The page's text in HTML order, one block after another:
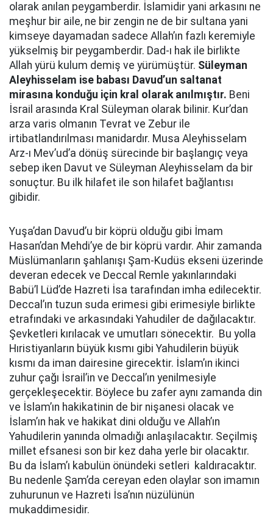
olarak anılan peygamberdir. İslamidir yani arkasını ne
meşhur bir aile, ne bir zengin ne de bir sultana yani
kimseye dayamadan sadece Allah’ın fazlı keremiyle
yükselmiş bir peygamberdir. Dad-ı hak ile birlikte
Allah yürü kulum demiş ve yürümüştür. Süleyman
Aleyhisselam ise babası Davud’un saltanat
mirasına konduğu için kral olarak anılmıştır. Beni
İsrail arasında Kral Süleyman olarak bilinir. Kur’dan
arza varis olmanın Tevrat ve Zebur ile
irtibatlandırılması manidardır. Musa Aleyhisselam
Arz-ı Mev’ud’a dönüş sürecinde bir başlangıç veya
sebep iken Davut ve Süleyman Aleyhisselam da bir
sonuçtur. Bu ilk hilafet ile son hilafet bağlantısı
gibidir.
Yuşa’dan Davud’u bir köprü olduğu gibi İmam
Hasan’dan Mehdi’ye de bir köprü vardır. Ahir zamanda
Müslümanların şahlanışı Şam-Kudüs ekseni üzerinde
deveran edecek ve Deccal Remle yakınlarındaki
Babü’l Lüd’de Hazreti İsa tarafından imha edilecektir.
Deccal’ın tuzun suda erimesi gibi erimesiyle birlikte
etrafındaki ve arkasındaki Yahudiler de dağılacaktır.
Şevketleri kırılacak ve umutları sönecektir. Bu yolla
Hıristiyanların büyük kısmı gibi Yahudilerin büyük
kısmı da iman dairesine girecektir. İslam’ın ikinci
zuhur çağı İsrail’in ve Deccal’ın yenilmesiyle
gerçekleşecektir. Böylece bu zafer aynı zamanda din
ve İslam’ın hakikatinin de bir nişanesi olacak ve
İslam’ın hak ve hakikat dini olduğu ve Allah’ın
Yahudilerin yanında olmadığı anlaşılacaktır. Seçilmiş
millet efsanesi son bir kez daha yerle bir olacaktır.
Bu da İslam’ı kabulün önündeki setleri kaldıracaktır.
Bu nedenle Şam’da cereyan eden olaylar son imamın
zuhurunun ve Hazreti İsa’nın nüzülünün
mukaddimesidir.